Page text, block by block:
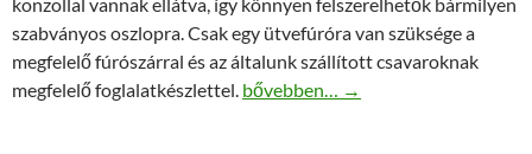
szabványos oszlopra. Csak egy ütvefúróra van szüksége a
megfelelő fúrószárral és az általunk szállított csavaroknak
megfelelő foglalatkészlettel. Közlekedési tükör rendelhető
bővebben… →